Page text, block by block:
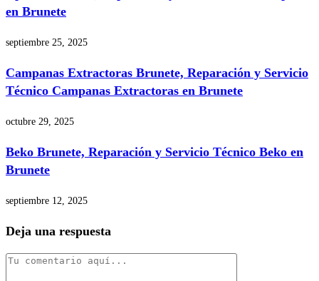
en Brunete
septiembre 25, 2025
Campanas Extractoras Brunete, Reparación y Servicio
Técnico Campanas Extractoras en Brunete
octubre 29, 2025
Beko Brunete, Reparación y Servicio Técnico Beko en
Brunete
septiembre 12, 2025
Deja una respuesta
Comentario